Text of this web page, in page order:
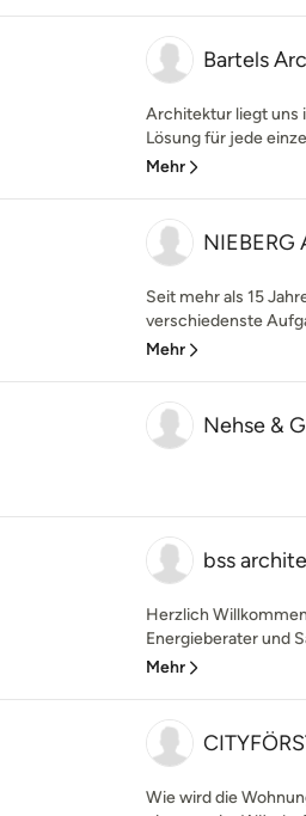
Bartels
Architektur liegt uns
Lösung für jede
Mehr
NIEBERG
Seit mehr als 15
verschiedenste
Mehr
Nehse &
bss
Herzlich
Energieberater und
Mehr
Wie wird die